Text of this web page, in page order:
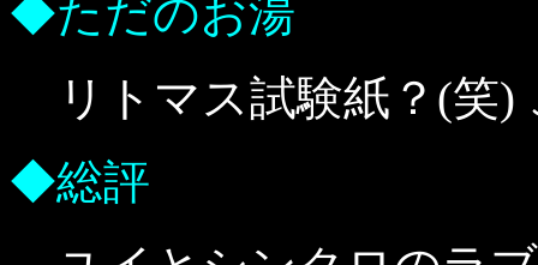
◆ただのお湯
リトマス試験紙？(笑
◆総評